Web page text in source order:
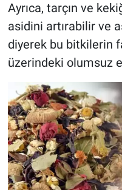
Ayrıca, tarçın ve
asidini artırabilir ve
diyerek bu bitkilerin
üzerindeki olumsuz